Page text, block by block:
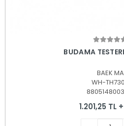
Sepete
BUDAMA
BAEK MA
WH-
1.201,25 TL